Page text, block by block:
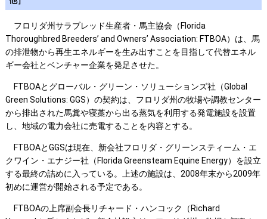
フロリダ州サラブレッド生産者・馬主協会（Florida
Thoroughbred Breeders’ and Owners’ Association: FTBOA）は、馬
の排泄物から再生エネルギーを生み出すことを目指して代替エネル
ギー会社とベンチャー企業を発足させた。
FTBOAとグローバル・グリーン・ソリューションズ社（Global
Green Solutions: GGS）の契約は、フロリダ州の牧場や調教センター
から排出された馬糞や寝藁から出る蒸気を利用する発電施設を設置
し、地域の電力会社に売電することを内容とする。
FTBOAとGGSは現在、新会社フロリダ・グリーンスティーム・エ
クワイン・エナジー社（Florida Greensteam Equine Energy）を設立
する最終の詰めに入っている。上述の施設は、2008年末から2009年
初めに運営が開始される予定である。
FTBOAの上席副会長リチャード・ハンコック（Richard